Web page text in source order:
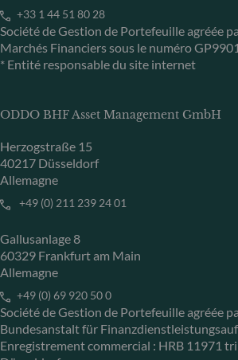
+33 1 44 51 80 28
Société de Gestion de Portefeuille agréée
Marchés Financiers sous le numéro
* Entité responsable du site internet
ODDO BHF Asset Management GmbH
Herzogstraße 15
40217 Düsseldorf
Allemagne
+49 (0) 211 239 24 01
Gallusanlage 8
60329 Frankfurt am Main
Allemagne
+49 (0) 69 920 50 0
Société de Gestion de Portefeuille agréée
Bundesanstalt für
Enregistrement commercial : HRB 11971